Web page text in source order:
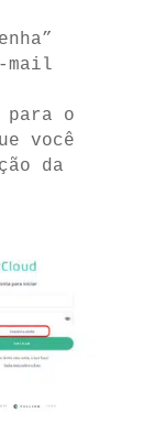
mail
para o
você
da